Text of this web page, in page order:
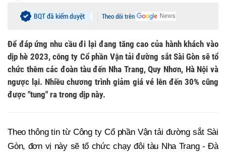
Theo dõi trên
BQT đã kiểm duyệt
Để đáp ứng nhu cầu đi lại đang tăng cao của hành khách vào
dịp hè 2023, công ty Cổ phần Vận tải đường sắt Sài Gòn sẽ tổ
chức thêm các đoàn tàu đến Nha Trang, Quy Nhơn, Hà Nội và
ngược lại. Nhiều chương trình giảm giá vé lên đến 30% cũng
được "tung" ra trong dịp này.
Theo thông tin từ Công ty Cổ phần Vận tải đường sắt Sài
Gòn, đơn vị này sẽ tổ chức chạy đôi tàu Nha Trang - Đà